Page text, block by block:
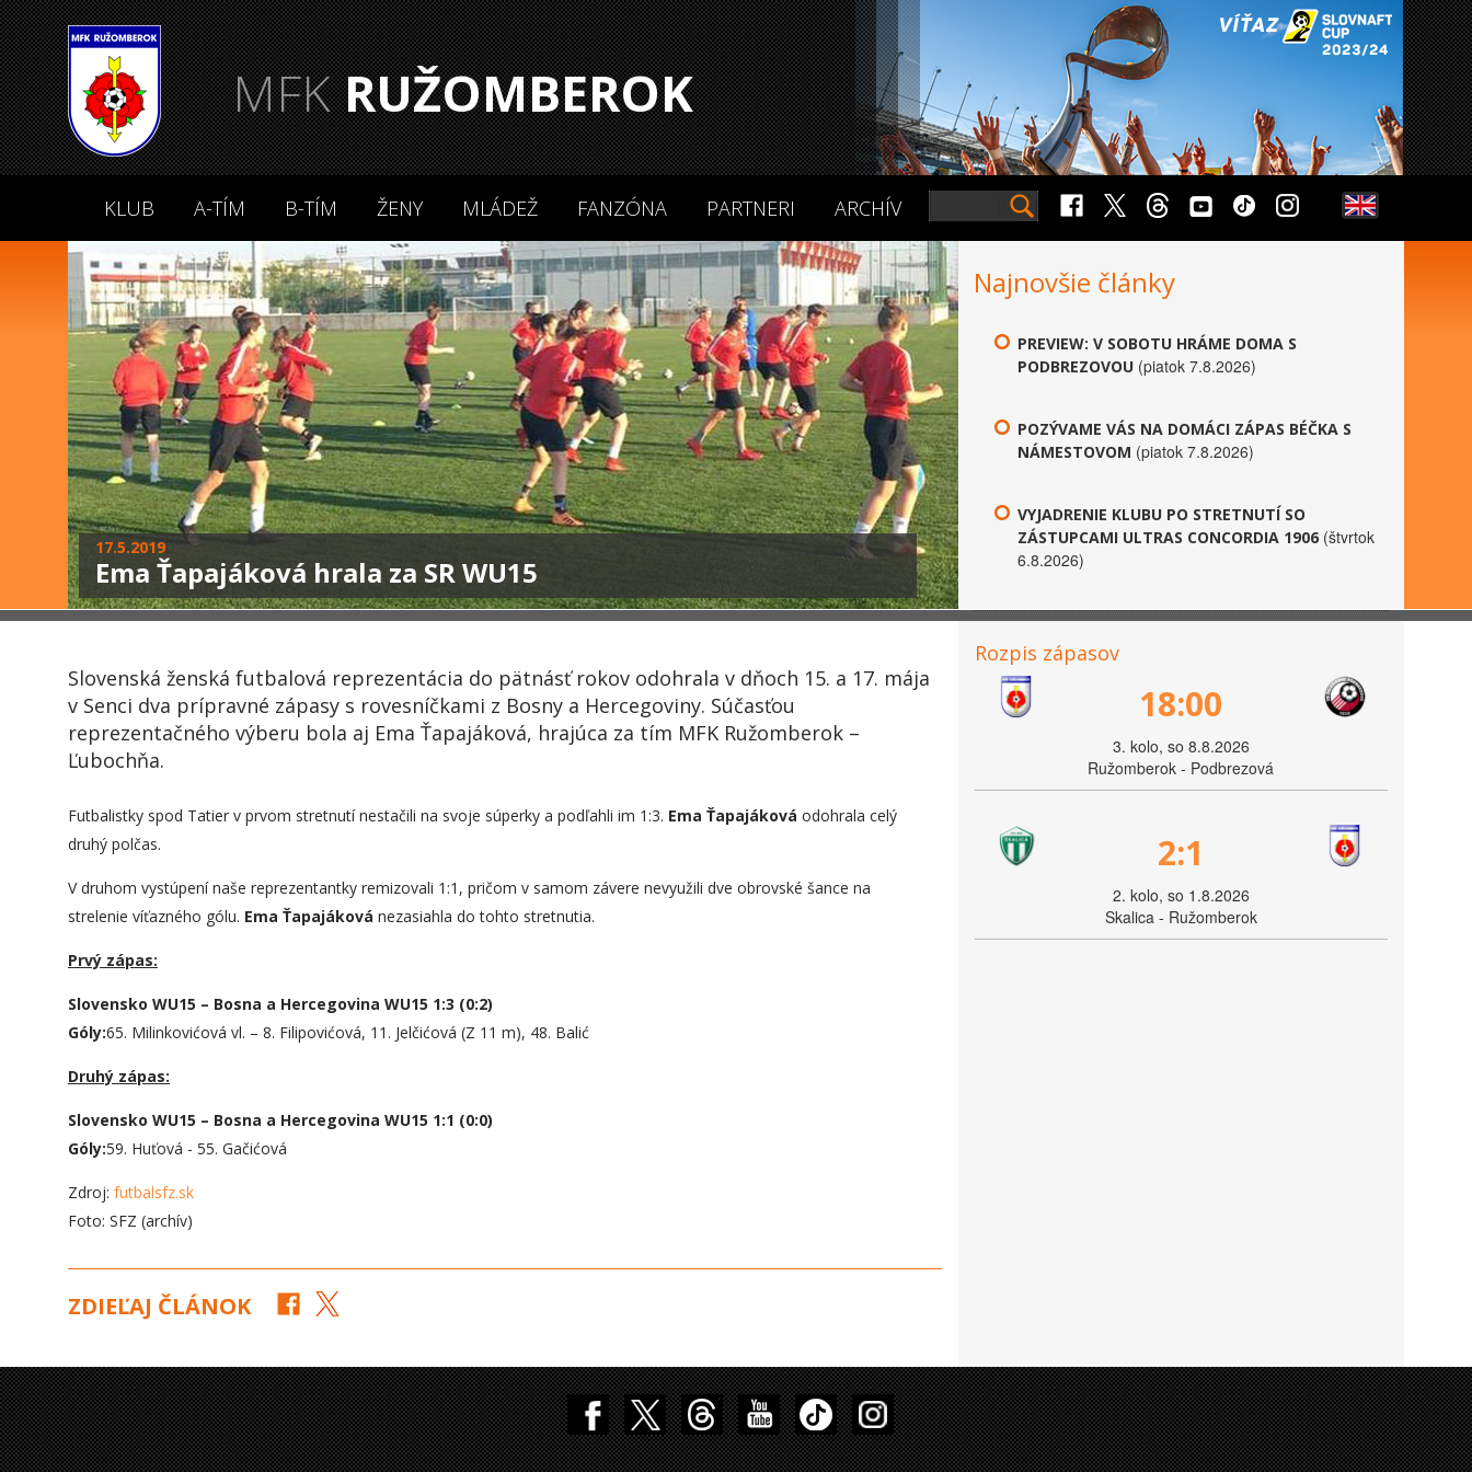
MFKRUŽOMBEROK
KLUB A-TÍM B-TÍM ŽENY MLÁDEŽ FANZÓNA PARTNERI ARCHÍV
17.5.2019
Ema Ťapajáková hrala za SR WU15
Najnovšie články
PREVIEW: V SOBOTU HRÁME DOMA S
PODBREZOVOU (piatok 7.8.2026)
POZÝVAME VÁS NA DOMÁCI ZÁPAS BÉČKA S
NÁMESTOVOM (piatok 7.8.2026)
VYJADRENIE KLUBU PO STRETNUTÍ SO
ZÁSTUPCAMI ULTRAS CONCORDIA 1906 (štvrtok
6.8.2026)
Slovenská ženská futbalová reprezentácia do pätnásť rokov odohrala v dňoch 15. a 17. mája
v Senci dva prípravné zápasy s rovesníčkami z Bosny a Hercegoviny. Súčasťou
reprezentačného výberu bola aj Ema Ťapajáková, hrajúca za tím MFK Ružomberok –
Ľubochňa.
Futbalistky spod Tatier v prvom stretnutí nestačili na svoje súperky a podľahli im 1:3. Ema Ťapajáková odohrala celý
druhý polčas.
V druhom vystúpení naše reprezentantky remizovali 1:1, pričom v samom závere nevyužili dve obrovské šance na
strelenie víťazného gólu. Ema Ťapajáková nezasiahla do tohto stretnutia.
Prvý zápas:
Slovensko WU15 – Bosna a Hercegovina WU15 1:3 (0:2)
Góly:65. Milinkovićová vl. – 8. Filipovićová, 11. Jelčićová (Z 11 m), 48. Balić
Druhý zápas:
Slovensko WU15 – Bosna a Hercegovina WU15 1:1 (0:0)
Góly:59. Huťová - 55. Gačićová
Zdroj: futbalsfz.sk
Foto: SFZ (archív)
ZDIEĽAJ ČLÁNOK
Rozpis zápasov
18:00
3. kolo, so 8.8.2026
Ružomberok - Podbrezová
2:1
2. kolo, so 1.8.2026
Skalica - Ružomberok